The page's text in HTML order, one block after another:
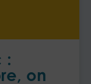
:
on